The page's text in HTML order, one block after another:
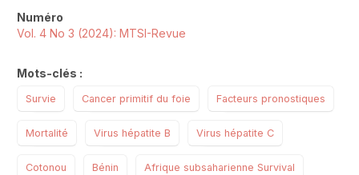
Numéro
Vol. 4 No 3 (2024): MTSI-Revue
Mots-clés :
Survie Cancer primitif du foie Facteurs pronostiques
Mortalité Virus hépatite B Virus hépatite C
Cotonou Bénin Afrique subsaharienne Survival